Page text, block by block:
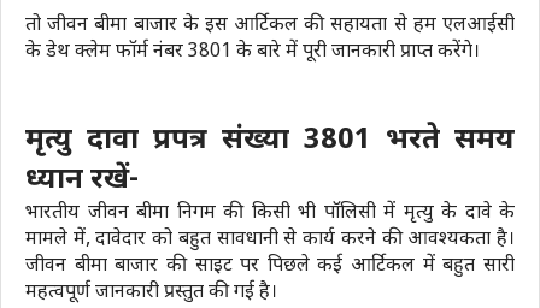
तो जीवन बीमा बाजार के इस आर्टिकल की सहायता से हम एलआईसी
के डेथ क्लेम फॉर्म नंबर 3801 के बारे में पूरी जानकारी प्राप्त करेंगे।
मृत्यु दावा प्रपत्र संख्या 3801 भरते समय
ध्यान रखें-
भारतीय जीवन बीमा निगम की किसी भी पॉलिसी में मृत्यु के दावे के
मामले में, दावेदार को बहुत सावधानी से कार्य करने की आवश्यकता है।
जीवन बीमा बाजार की साइट पर पिछले कई आर्टिकल में बहुत सारी
महत्वपूर्ण जानकारी प्रस्तुत की गई है।